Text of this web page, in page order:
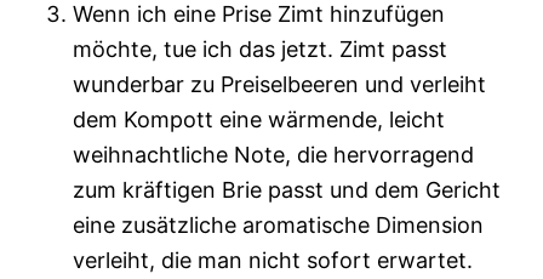
Wenn ich eine Prise Zimt hinzufügen
möchte, tue ich das jetzt. Zimt passt
wunderbar zu Preiselbeeren und verleiht
dem Kompott eine wärmende, leicht
weihnachtliche Note, die hervorragend
zum kräftigen Brie passt und dem Gericht
eine zusätzliche aromatische Dimension
verleiht, die man nicht sofort erwartet.